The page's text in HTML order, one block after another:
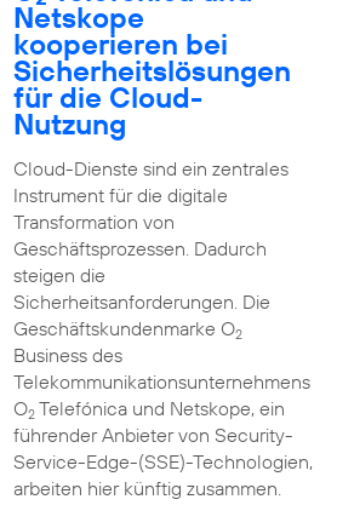
Netskope
kooperieren bei
Sicherheitslösungen
für die Cloud-
Nutzung
Cloud-Dienste sind ein zentrales
Instrument für die digitale
Transformation von
Geschäftsprozessen. Dadurch
steigen die
Sicherheitsanforderungen. Die
Geschäftskundenmarke O2
Business des
Telekommunikationsunternehmens
O2Telefónica und Netskope, ein
führender Anbieter von Security-
Service-Edge-(SSE)-Technologien,
arbeiten hier künftig zusammen.